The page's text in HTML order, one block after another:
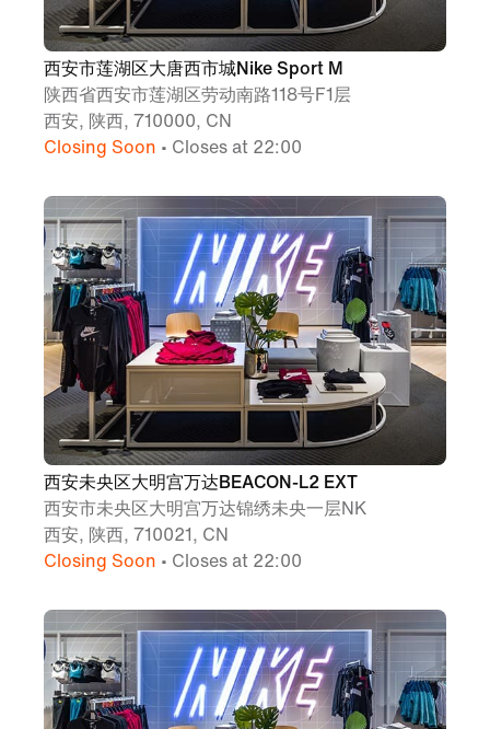
西安市莲湖区大唐西市城Nike Sport M
陕西省西安市莲湖区劳动南路118号F1层
西安, 陕西, 710000, CN
Closing Soon • Closes at 22:00
西安未央区大明宫万达BEACON-L2 EXT
西安市未央区大明宫万达锦绣未央一层NK
西安, 陕西, 710021, CN
Closing Soon • Closes at 22:00